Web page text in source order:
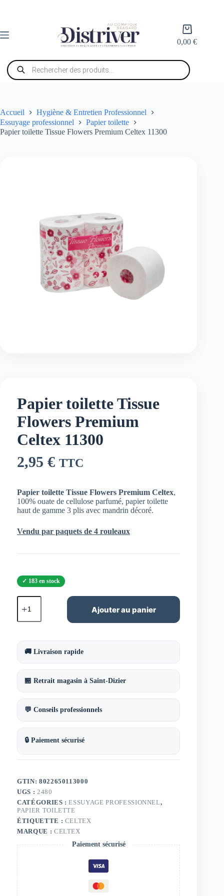
Panier
d’achat
0,00€
Recherche
de
produits
Accueil
Hygiène & Entretien Professionnel
Essuyage professionnel
Papier toilette
Papier toilette Tissue Flowers Premium Celtex 11300
Papier toilette Tissue
Flowers Premium
Celtex 11300
2,95 € TTC
Papier toilette Tissue Flowers Premium Celtex,
100% ouate de cellulose parfumé, papier toilette
haut de gamme 3 plis avec mandrin décoré.
Vendu par paquets de 4 rouleaux
183 en stock
quantité
de
Flowers
Premium
Celtex
11300
Ajouter au panier
🚚 Livraison rapide
🏪 Retrait magasin à Saint-Dizier
💬 Conseils professionnels
🔒 Paiement sécurisé
GTIN: 8022650113000
UGS : 2480
CATÉGORIES :ESSUYAGE PROFESSIONNEL,
PAPIER TOILETTE
ÉTIQUETTE : CELTEX
MARQUE : CELTEX
Paiement sécurisé